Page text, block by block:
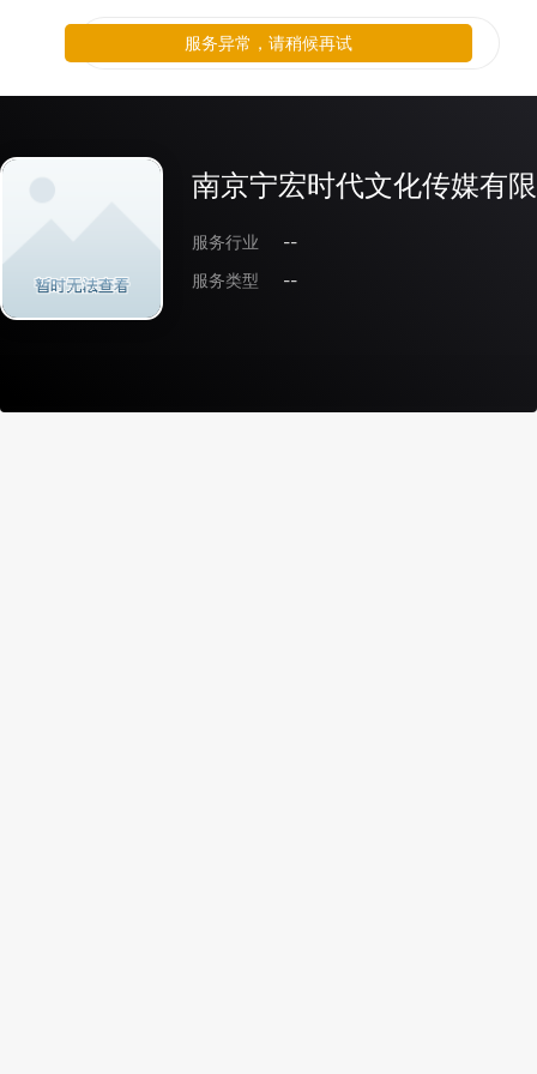
南京宁宏时代文化传媒有
服务行业
--
服务类型
--
服务异常，请稍候再试